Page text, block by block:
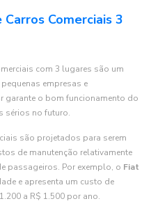
Comerciais 3
com 3 lugares são um
empresas e
garante o bom funcionamento do
sérios no futuro.
são projetados para serem
de manutenção relativamente
passageiros. Por exemplo, o Fiat
e apresenta um custo de
a R$ 1.500 por ano.